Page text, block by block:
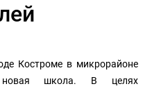
Костроме в микрорайоне
новая школа. В целях